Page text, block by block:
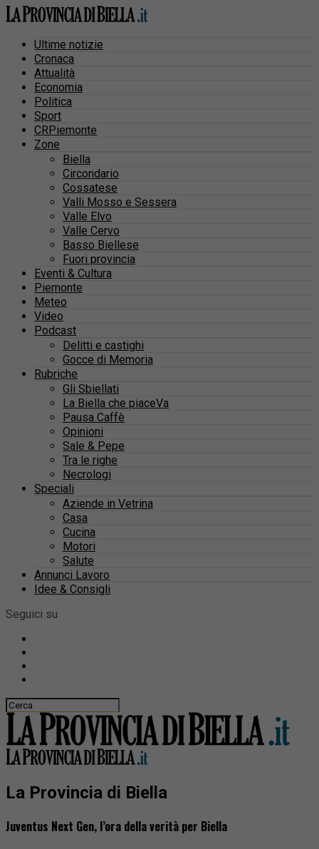
Ultime notizie
Cronaca
Attualità
Economia
Politica
Sport
CRPiemonte
Zone
Biella
Circondario
Cossatese
Valli Mosso e Sessera
Valle Elvo
Valle Cervo
Basso Biellese
Fuori provincia
Eventi & Cultura
Piemonte
Meteo
Video
Podcast
Delitti e castighi
Gocce di Memoria
Rubriche
Gli Sbiellati
La Biella che piaceVa
Pausa Caffè
Opinioni
Sale & Pepe
Tra le righe
Necrologi
Speciali
Aziende in Vetrina
Casa
Cucina
Motori
Salute
Annunci Lavoro
Idee & Consigli
Seguici su
La Provincia di Biella
Juventus Next Gen, l’ora della verità per Biella